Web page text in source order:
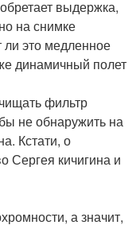
выдержка,
на снимке
ли это медленное
динамичный полет
фильтр
не обнаружить на
Кстати, о
Сергея кичигина и
а значит,